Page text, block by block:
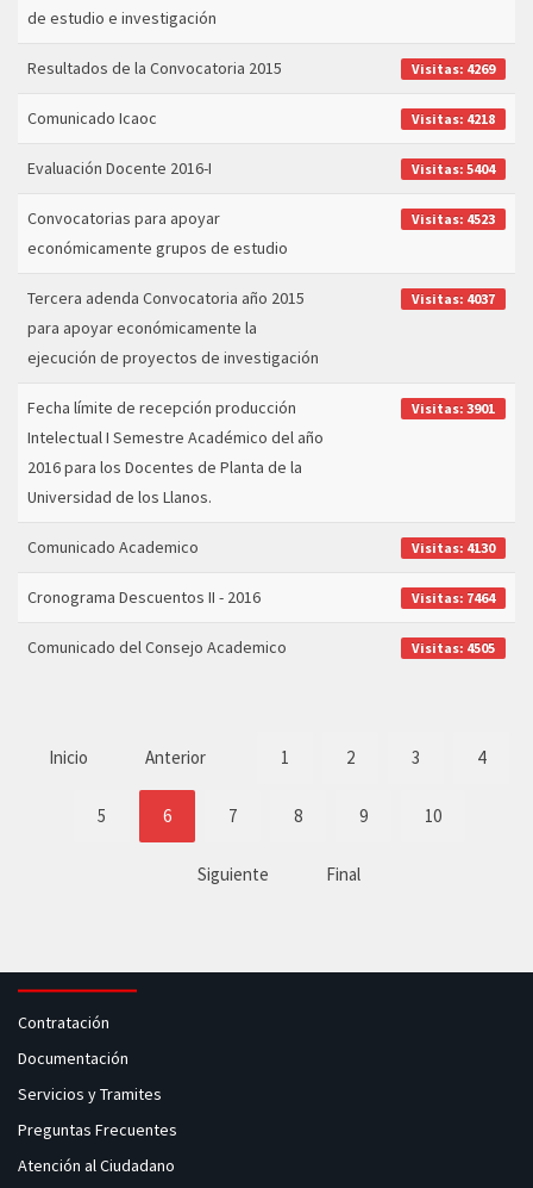
de estudio e investigación
Resultados de la Convocatoria 2015 Visitas: 4269
Comunicado Icaoc Visitas: 4218
Evaluación Docente 2016-I Visitas: 5404
Convocatorias para apoyar
económicamente grupos de estudio
Visitas: 4523
Tercera adenda Convocatoria año 2015
para apoyar económicamente la
ejecución de proyectos de investigación
Visitas: 4037
Fecha límite de recepción producción
Intelectual I Semestre Académico del año
2016 para los Docentes de Planta de la
Universidad de los Llanos.
Visitas: 3901
Comunicado Academico Visitas: 4130
Cronograma Descuentos II - 2016 Visitas: 7464
Comunicado del Consejo Academico Visitas: 4505
Inicio Anterior 1 2 3 4
5 6 7 8 9 10
Siguiente Final
Contratación
Documentación
Servicios y Tramites
Preguntas Frecuentes
Atención al Ciudadano